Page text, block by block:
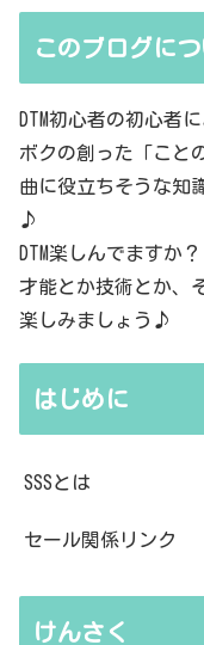
このブログに
DTM初心者の初心者
ボクの創った「こと
曲に役立ちそうな知
♪
DTM楽しんでますか？
才能とか技術とか、
楽しみましょう♪
はじめに
SSSとは
セール関係リンク
けんさく